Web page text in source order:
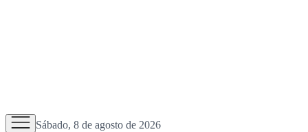
Sábado, 8 de agosto de 2026